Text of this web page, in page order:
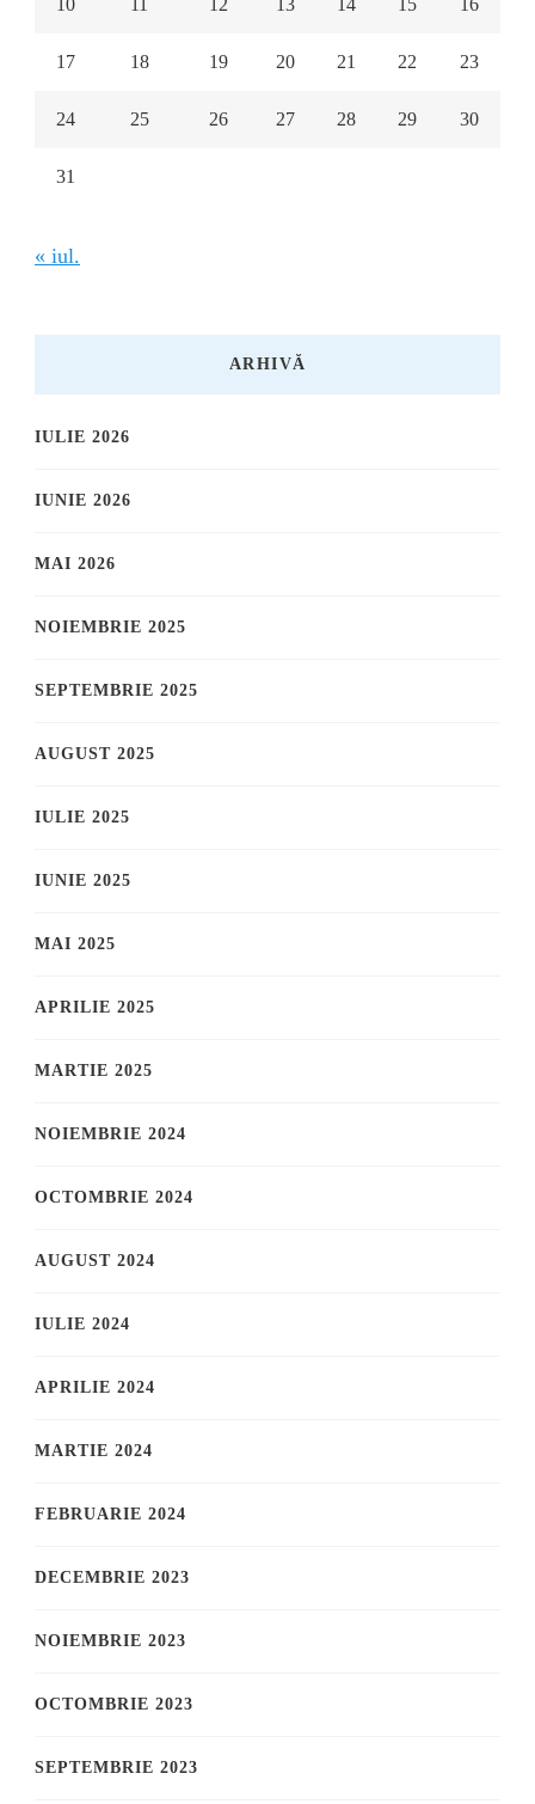
10 12 13 14 15 16
17 18 19 20 21 22 23
24 25 26 27 28 29 30
31
« iul.
ARHIVĂ
IULIE 2026
IUNIE 2026
MAI 2026
NOIEMBRIE 2025
SEPTEMBRIE 2025
AUGUST 2025
IULIE 2025
IUNIE 2025
MAI 2025
APRILIE 2025
MARTIE 2025
NOIEMBRIE 2024
OCTOMBRIE 2024
AUGUST 2024
IULIE 2024
APRILIE 2024
MARTIE 2024
FEBRUARIE 2024
DECEMBRIE 2023
NOIEMBRIE 2023
OCTOMBRIE 2023
SEPTEMBRIE 2023